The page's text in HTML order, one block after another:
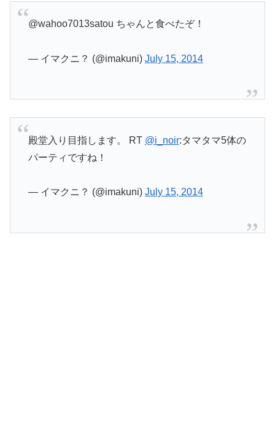
@wahoo7013satou ちゃんと食べたぞ！
— イマクニ？ (@imakuni) July 15, 2014
殿堂入り目指します。 RT @i_noir:タマタマ5体の
パーティですね！
— イマクニ？ (@imakuni) July 15, 2014